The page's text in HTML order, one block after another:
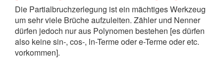
Die Partialbruchzerlegung ist ein mächtiges Werkzeug
um sehr viele Brüche aufzuleiten. Zähler und Nenner
dürfen jedoch nur aus Polynomen bestehen [es dürfen
also keine sin-, cos-, ln-Terme oder e-Terme oder etc.
vorkommen].